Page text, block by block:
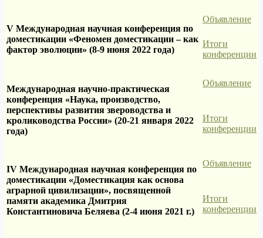
V Международная научная конференция по
доместикации «Феномен доместикации – как
фактор эволюции» (8-9 июня 2022 года)
Объявление
Итоги
конференции
Международная научно-практическая
конференция «Наука, производство,
перспективы развития звероводства и
кролиководства России» (20-21 января 2022
года)
Объявление
Итоги
конференции
IV Международная научная конференция по
доместикации «Доместикация как основа
аграрной цивилизации», посвященной
памяти академика Дмитрия
Константиновича Беляева (2-4 июня 2021 г.)
Объявление
Итоги
конференции